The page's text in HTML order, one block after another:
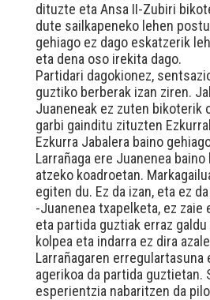
dituzte eta Ansa II-Zubiri
dute sailkapeneko lehen
gehiago ez dago eskatzerik
eta dena oso irekita dago.
Partidari dagokionez,
guztiko berberak izan ziren.
Juaneneak ez zuten bikoterik
garbi gainditu zituzten
Ezkurra Jabalera baino
Larrañaga ere Juanenea
atzeko koadroetan.
egiten du. Ez da izan, eta ez
-Juanenea txapelketa, ez
eta partida guztiak erraz
kolpea eta indarra ez dira
Larrañagaren erregulartasuna
agerikoa da partida guztietan.
esperientzia nabaritzen da